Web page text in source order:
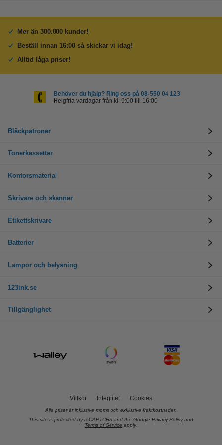
Mer än 300.000 kunder!
Beställ innan 16:00 så skickar vi idag!
Alltid låga priser!
Behöver du hjälp? Ring oss på 08-550 04 123
Helgfria vardagar från kl. 9:00 till 16:00
Bläckpatroner
Tonerkassetter
Kontorsmaterial
Skrivare och skanner
Etikettskrivare
Batterier
Lampor och belysning
123ink.se
Tillgänglighet
Villkor Integritet Cookies
Alla priser är inklusive moms och exklusive fraktkostnader.
This site is protected by reCAPTCHA and the Google Privacy Policy and
Terms of Service apply.